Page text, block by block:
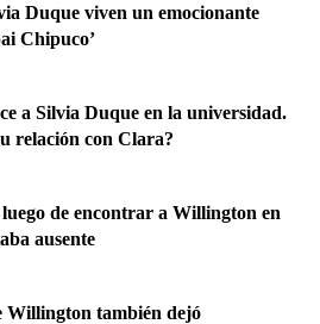
Duque viven un emocionante
Chipuco’
a Silvia Duque en la universidad.
relación con Clara?
de encontrar a Willington en
ausente
Willington también dejó